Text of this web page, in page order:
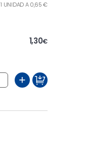
1 UNIDAD A 0,65 €
1,30€
+